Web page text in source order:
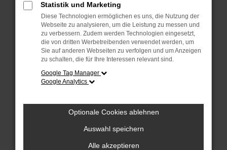
Betriebssystem auf dem neuesten Stand
sind.
Veraltete Software birgt nicht nur ein
Sicherheitsrisiko, sondern kann auch dazu
führen, dass bestimmte Funktionen nicht mehr
unterstützt werden.
Wende dich an den Webseitenbetreiber.
hast, kontaktiere uns bitte. Wir werden
versuchen, das Problem zu beheben. Du kannst
uns diesen Text schicken, um uns bei der
Fehlersuche zu unterstützen:
Statistik und Marketing
Diese Technologien ermöglichen es uns, die Nutzung der
Webseite zu analysieren, um die Leistung zu messen und
zu verbessern. Zudem werden Technologien eingesetzt,
die von dritten Werbetreibenden verwendet werden, um
Sie auf anderen Webseiten zu verfolgen und um Anzeigen
zu schalten, die für Ihre Interessen relevant sind.
Google Tag Manager
Google Analytics
Optionale Cookies ablehnen
Auswahl speichern
Alle akzeptieren